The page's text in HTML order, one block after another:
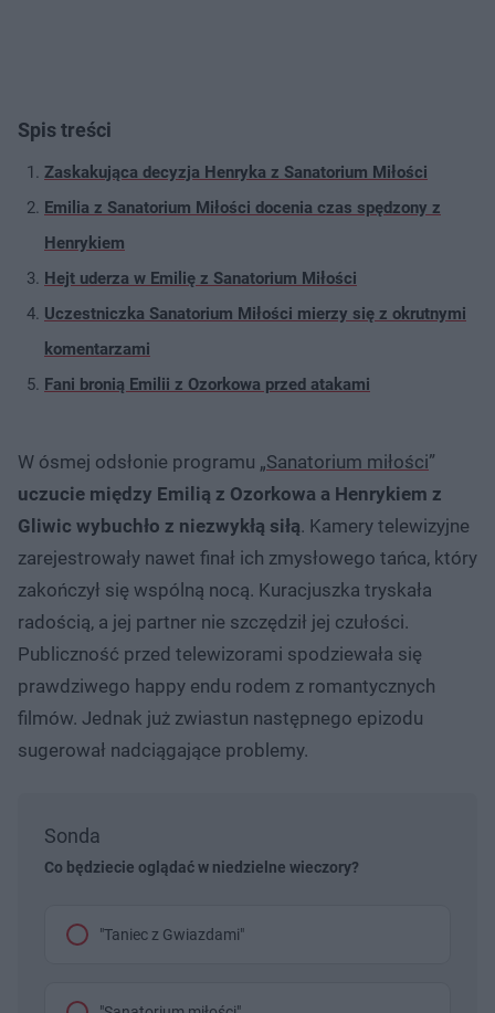
Spis treści
Zaskakująca decyzja Henryka z Sanatorium Miłości
Emilia z Sanatorium Miłości docenia czas spędzony z
Henrykiem
Hejt uderza w Emilię z Sanatorium Miłości
Uczestniczka Sanatorium Miłości mierzy się z okrutnymi
komentarzami
Fani bronią Emilii z Ozorkowa przed atakami
W ósmej odsłonie programu „Sanatorium miłości”
uczucie między Emilią z Ozorkowa a Henrykiem z
Gliwic wybuchło z niezwykłą siłą. Kamery telewizyjne
zarejestrowały nawet finał ich zmysłowego tańca, który
zakończył się wspólną nocą. Kuracjuszka tryskała
radością, a jej partner nie szczędził jej czułości.
Publiczność przed telewizorami spodziewała się
prawdziwego happy endu rodem z romantycznych
filmów. Jednak już zwiastun następnego epizodu
sugerował nadciągające problemy.
Sonda
Co będziecie oglądać w niedzielne wieczory?
"Taniec z Gwiazdami"